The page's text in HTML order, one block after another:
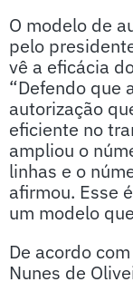
O modelo de
pelo
vê a eficácia
“Defendo que
autorização
eficiente no
ampliou o
linhas e o
afirmou. Esse
um modelo
De acordo
Nunes de